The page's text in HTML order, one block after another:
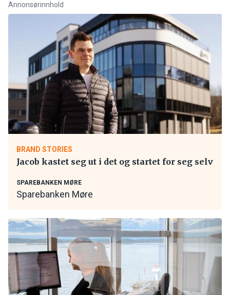
Annonsørinnhold
BRAND STORIES
Jacob kastet seg ut i det og startet for seg selv
SPAREBANKEN MØRE
Sparebanken Møre